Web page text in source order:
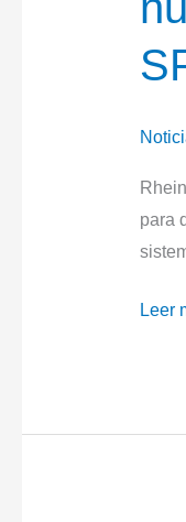
para
Leer